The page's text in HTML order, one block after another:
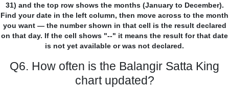
31) and the top row shows the months (January to December).
Find your date in the left column, then move across to the month
you want — the number shown in that cell is the result declared
on that day. If the cell shows "--" it means the result for that date
is not yet available or was not declared.
Q6. How often is the Balangir Satta King
chart updated?